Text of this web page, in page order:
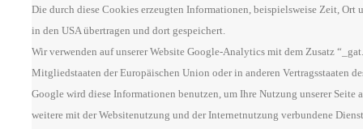
Die durch diese Cookies erzeugten Informationen, beispielsweise Zeit,
in den USA übertragen und dort gespeichert.
Wir verwenden auf unserer Website Google-Analytics mit dem Zusatz
Mitgliedstaaten der Europäischen Union oder in anderen Vertragsstaaten
Google wird diese Informationen benutzen, um Ihre Nutzung unserer
weitere mit der Websitenutzung und der Internetnutzung verbundene